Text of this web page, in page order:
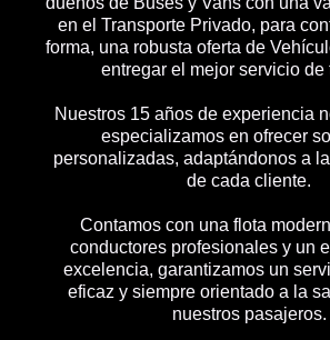
en el Transporte Privado, para
forma, una robusta oferta de
entregar el mejor servicio de
Nuestros 15 años de experiencia
especializamos en ofrecer
personalizadas, adaptándonos a
de cada cliente.
Contamos con una flota
conductores profesionales y un
excelencia, garantizamos un
eficaz y siempre orientado a la
nuestros pasajeros.